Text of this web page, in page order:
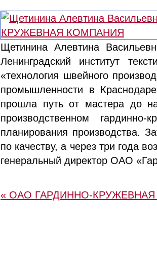
Щетинина Алевтина
Ленинградский институт
«технология швейного
промышленности в
прошла путь от мастера до
производственном
планирования производства.
по качеству, а через три года
генеральный директор ОАО
« ОАО ГАРДИННО-